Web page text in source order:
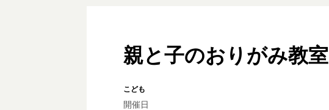
親と子のおりがみ教室
こども
開催日